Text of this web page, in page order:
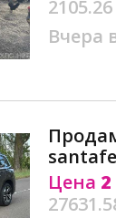
2105.26
Вчера
Цена